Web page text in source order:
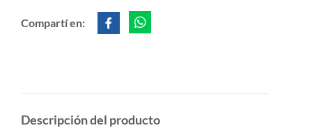
Compartí en:
Descripción del producto